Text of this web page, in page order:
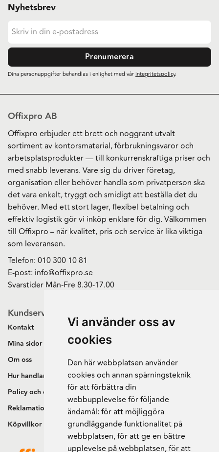
Vi använder oss av
cookies
Den här webbplatsen använder
cookies och annan spårningsteknik
för att förbättra din
webbupplevelse för följande
ändamål: för att möjliggöra
grundläggande funktionalitet på
webbplatsen,för att ge en bättre
upplevelse på webbplatsen,för att
Nyhetsbrev
Prenumerera
Dina personuppgifter behandlas i enlighet med vårintegritetspolicy.
Offixpro AB
Offixpro erbjuder ett brett och noggrant utvalt
sortiment av kontorsmaterial, förbrukningsvaror och
arbetsplatsprodukter — till konkurrenskraftiga priser och
med snabb leverans. Vare sig du driver företag,
organisation eller behöver handla som privatperson ska
det vara enkelt, tryggt och smidigt att beställa det du
behöver. Med ett stort lager, flexibel betalning och
effektiv logistik gör vi inköp enklare för dig. Välkommen
till Offixpro – när kvalitet, pris och service är lika viktiga
som leveransen.
Telefon: 010 300 10 81
E-post: info@offixpro.se
Svarstider Mån-Fre 8.30-17.00
Kundservice
Kontakt
Mina sidor
Om oss
Hur handlar jag?
Policy och cookies
Reklamation och retur
Köpvillkor